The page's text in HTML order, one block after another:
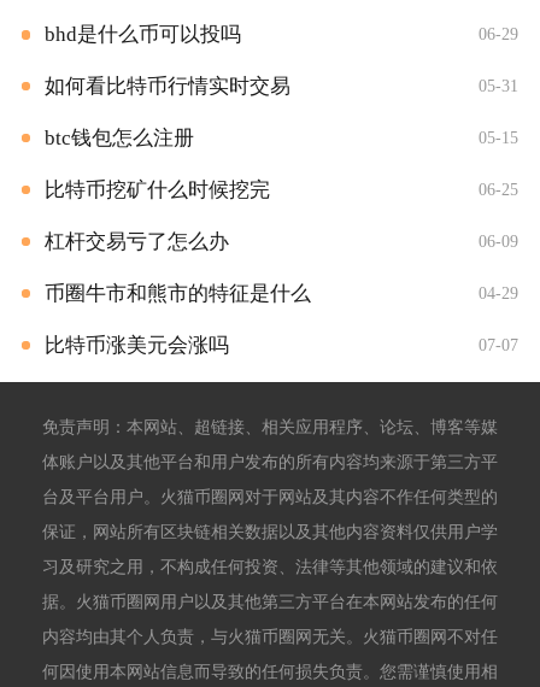
bhd是什么币可以投吗 06-29
如何看比特币行情实时交易 05-31
btc钱包怎么注册 05-15
比特币挖矿什么时候挖完 06-25
杠杆交易亏了怎么办 06-09
币圈牛市和熊市的特征是什么 04-29
比特币涨美元会涨吗 07-07
免责声明：本网站、超链接、相关应用程序、论坛、博客等媒
体账户以及其他平台和用户发布的所有内容均来源于第三方平
台及平台用户。火猫币圈网对于网站及其内容不作任何类型的
保证，网站所有区块链相关数据以及其他内容资料仅供用户学
习及研究之用，不构成任何投资、法律等其他领域的建议和依
据。火猫币圈网用户以及其他第三方平台在本网站发布的任何
内容均由其个人负责，与火猫币圈网无关。火猫币圈网不对任
何因使用本网站信息而导致的任何损失负责。您需谨慎使用相